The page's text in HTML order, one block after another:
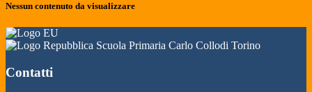
Nessun contenuto da visualizzare
Scuola Primaria Carlo Collodi Torino
Contatti